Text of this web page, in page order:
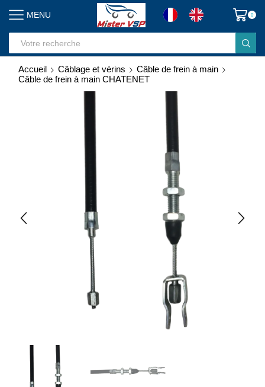
MENU 0
input
Accueil Câblage et vérins
Câble de frein à main
Câble de frein à main CHATENET